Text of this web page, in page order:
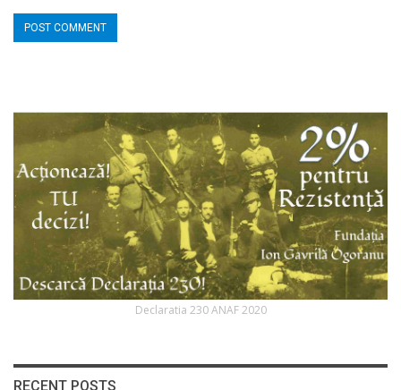
Declaratia 230 ANAF 2020
RECENT POSTS